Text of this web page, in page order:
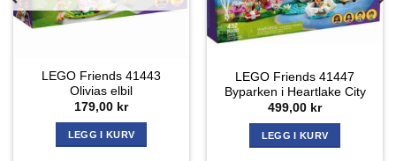
LEGO Friends 41443
Olivias elbil
179,00 kr
LEGG I KURV
LEGO Friends 41447
Byparken i Heartlake City
499,00 kr
LEGG I KURV